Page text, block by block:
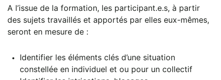
A l’issue de la formation, les participant.e.s, à partir
des sujets travaillés et apportés par elles eux-mêmes,
seront en mesure de :
Identifier les éléments clés d’une situation
constellée en individuel et ou pour un collectif